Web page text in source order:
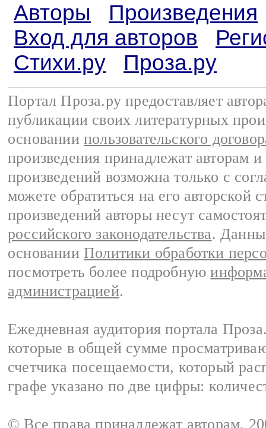
Авторы
Произведения
Вход для авторов
Стихи.ру
Проза.ру
Портал Проза.ру предоставляет
публикации своих литературных
основании пользовательского
произведения принадлежат авторам
произведений возможна только с
можете обратиться на его авторской
произведений авторы несут
российского законодательства.
основании Политики обработки
посмотреть более подробную
администрацией.
Ежедневная аудитория портала
которые в общей сумме
счетчика посещаемости, который
графе указано по две цифры:
© Все права принадлежат авторам,